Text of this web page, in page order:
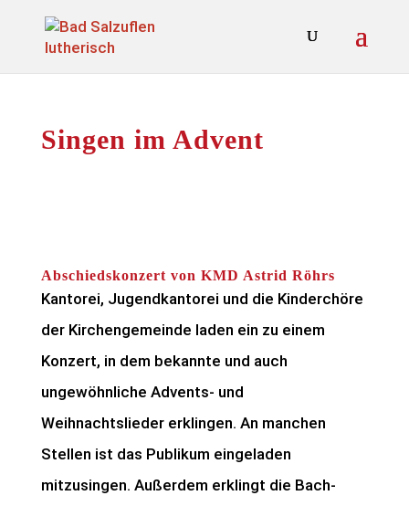
Singen im Advent
Abschiedskonzert von KMD Astrid Röhrs
Kantorei, Jugendkantorei und die Kinderchöre
der Kirchengemeinde laden ein zu einem
Konzert, in dem bekannte und auch
ungewöhnliche Advents- und
Weihnachtslieder erklingen. An manchen
Stellen ist das Publikum eingeladen
mitzusingen. Außerdem erklingt die Bach-